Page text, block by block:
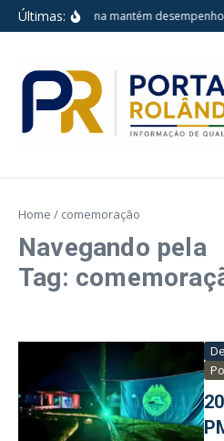
Ir para o conteúdo
Últimas:Londrina mantém
Home / comemoração
Navegando pela
Tag: